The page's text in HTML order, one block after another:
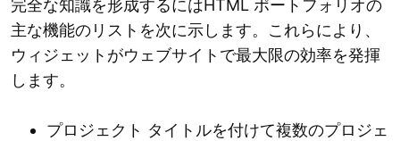
完全な知識を形成するにはHTML ポートフォリオの
主な機能のリストを次に示します。これらにより、
ウィジェットがウェブサイトで最大限の効率を発揮
します。
プロジェクト タイトルを付けて複数のプロジェ